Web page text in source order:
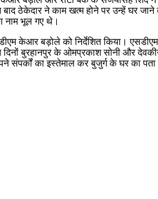
ठेकेदार ने काम खत्म होने पर उन्हें घर
नाम भूल गए थे।
केआर बड़ोले को निर्देशित किया।
बुरहानपुर के ओमप्रकाश सोनी और
संपर्कों का इस्तेमाल कर बुजुर्ग के घर का